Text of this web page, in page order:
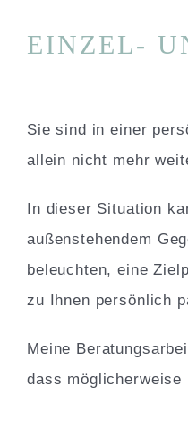
EINZEL-
Sie sind in einer
allein nicht mehr
In dieser Situation
außenstehendem
beleuchten, eine
zu Ihnen persönlich
Meine
dass